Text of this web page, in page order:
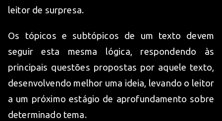
leitor de surpresa.
Os tópicos e subtópicos de um texto devem
seguir esta mesma lógica, respondendo às
principais questões propostas por aquele texto,
desenvolvendo melhor uma ideia, levando o leitor
a um próximo estágio de aprofundamento sobre
determinado tema.